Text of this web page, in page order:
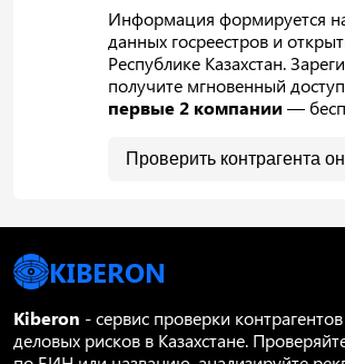
Информация формируется
данных госреестров и
Республике Казахстан.
получите мгновенный
первые 2 компании —
Проверить контрагента
KIBERON
Kiberon - сервис проверки
деловых рисков в Казахстане.